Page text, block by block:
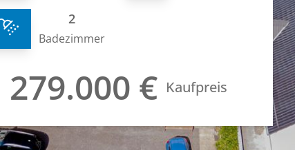
2
Badezimmer
279.000 € Kaufpreis